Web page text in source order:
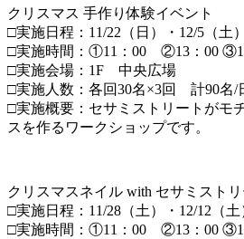
クリスマス 手作り体験イベント
□実施日程：11/22（日）・12/5（土）
□実施時間：①11：00 ②13：00
□実施会場：1F 中央広場
□実施人数：各回30名×3回 計90名/
□実施概要：セサミストリートがモ
スを作るワークショップです。
クリスマスネイル with セサミストリ
□実施日程：11/28（土）・12/12（土
□実施時間：①11：00 ②13：00